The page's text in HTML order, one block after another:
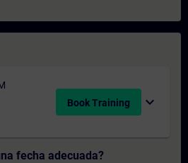
Book Training expand_more
fecha adecuada?